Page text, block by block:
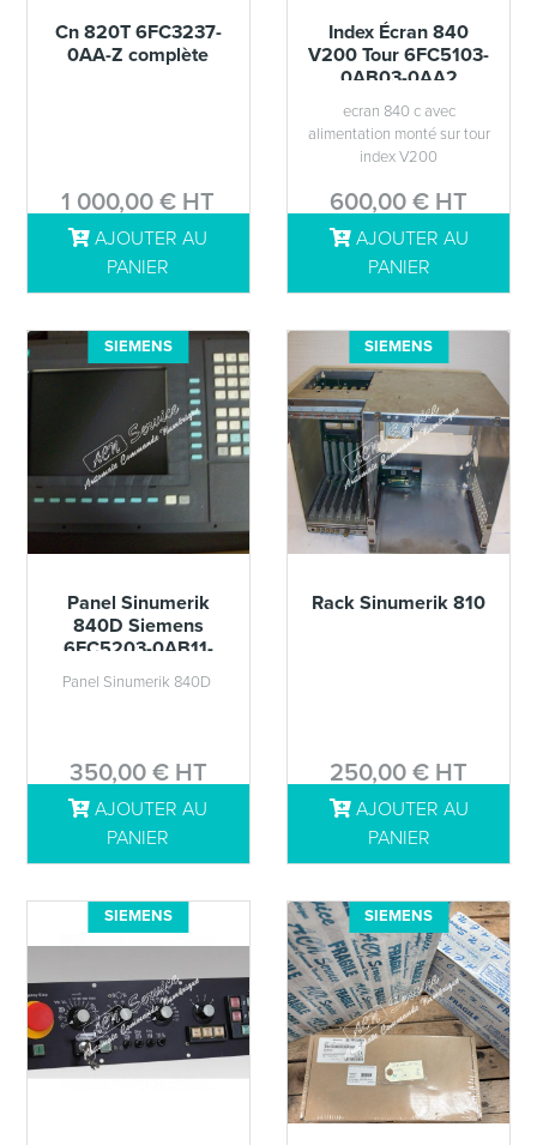
Cn 820T 6FC3237-
0AA-Z complète
1 000,00 € HT
AJOUTER AU
PANIER
Index Écran 840
V200 Tour 6FC5103-
0AB03-0AA2
ecran 840 c avec
alimentation monté sur tour
index V200
600,00 € HT
AJOUTER AU
PANIER
SIEMENS
Panel Sinumerik
840D Siemens
6FC5203-0AB11-
0AA2
Panel Sinumerik 840D
350,00 € HT
AJOUTER AU
PANIER
SIEMENS
Rack Sinumerik 810
250,00 € HT
AJOUTER AU
PANIER
SIEMENS SIEMENS